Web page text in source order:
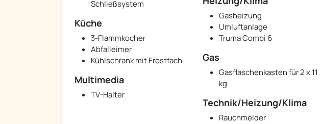
Schließsystem
Gasheizung
Umluftanlage
Truma Combi 6
Küche
3-Flammkocher
Abfalleimer
Kühlschrank mit Frostfach
Gas
Gasflaschenkasten für 2 x 11
kg
Multimedia
TV-Halter
Technik/Heizung/Klima
Rauchmelder